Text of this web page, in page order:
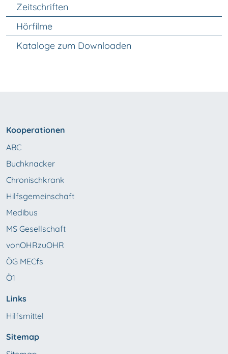
Zeitschriften
Hörfilme
Kataloge zum Downloaden
Kooperationen
ABC
Buchknacker
Chronischkrank
Hilfsgemeinschaft
Medibus
MS Gesellschaft
vonOHRzuOHR
ÖG MECfs
Ö1
Links
Hilfsmittel
Sitemap